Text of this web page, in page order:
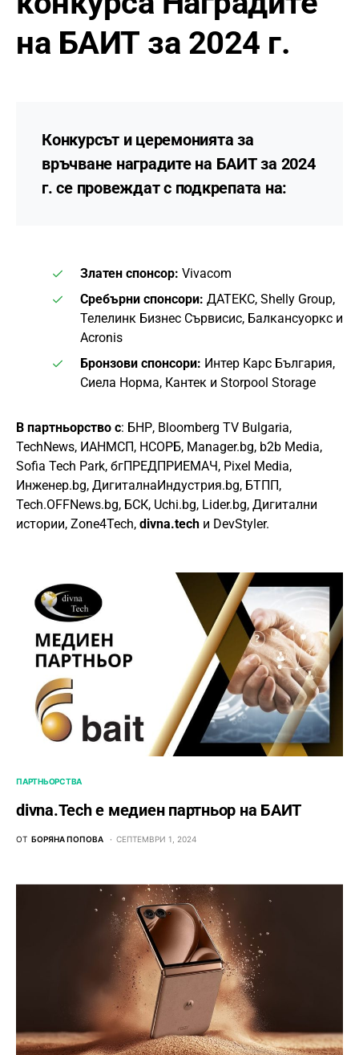
на БАИТ за 2024 г.
Конкурсът и церемонията за
връчване наградите на БАИТ за 2024
г. се провеждат с подкрепата на:
Златен спонсор: Vivacom
Сребърни спонсори: ДАТЕКС, Shelly Group,
Телелинк Бизнес Сървисис, Балкансуоркс и
Acronis
Бронзови спонсори: Интер Карс България,
Сиела Норма, Кантек и Storpool Storage
В партньорство с: БНР, Bloomberg TV Bulgaria,
TechNews, ИАНМСП, НСОРБ, Manager.bg, b2b Media,
Sofia Tech Park, бгПРЕДПРИЕМАЧ, Pixel Media,
Инженер.bg, ДигиталнаИндустрия.bg, БТПП,
Tech.OFFNews.bg, БСК, Uchi.bg, Lider.bg, Дигитални
истории, Zone4Tech, divna.tech и DevStyler.
ПАРТНЬОРСТВА
divna.Tech е медиен партньор на БАИТ
ОТ БОРЯНА ПОПОВА СЕПТЕМВРИ 1, 2024